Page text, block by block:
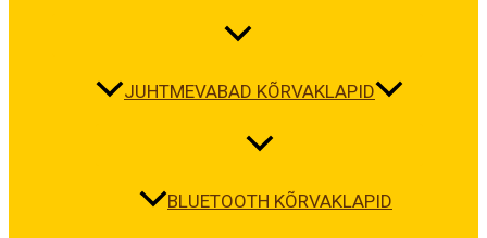
JUHTMEVABAD KÕRVAKLAPID
BLUETOOTH KÕRVAKLAPID